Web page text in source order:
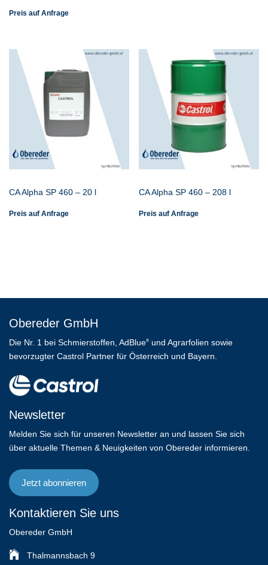
Preis auf Anfrage
CA Alpha SP 460 – 20 l
Preis auf Anfrage
CA Alpha SP 460 – 208 l
Preis auf Anfrage
Obereder GmbH
Die Nr. 1 bei Schmierstoffen, AdBlue®
und Agrarfolien sowie
bevorzugter Castrol Partner für Österreich und Bayern.
Newsletter
Melden Sie sich für unseren Newsletter an und lassen Sie sich
über aktuelle Themen & Neuigkeiten von Obereder informieren.
Jetzt abonnieren
Kontaktieren Sie uns
Obereder GmbH
Thalmannsbach 9